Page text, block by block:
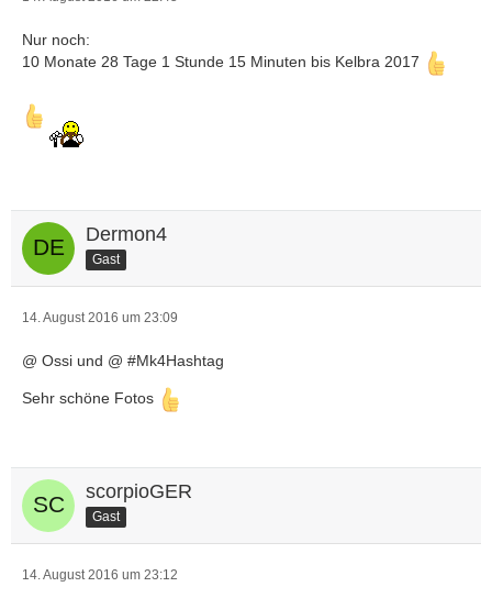
Nur noch:
10 Monate 28 Tage 1 Stunde 15 Minuten bis Kelbra 2017
Dermon4
Gast
14. August 2016 um 23:09
@ Ossi und @ #Mk4Hashtag
Sehr schöne Fotos
scorpioGER
Gast
14. August 2016 um 23:12